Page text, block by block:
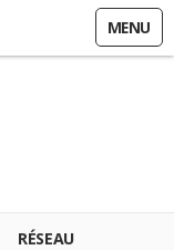
MENU
RÉSEAU